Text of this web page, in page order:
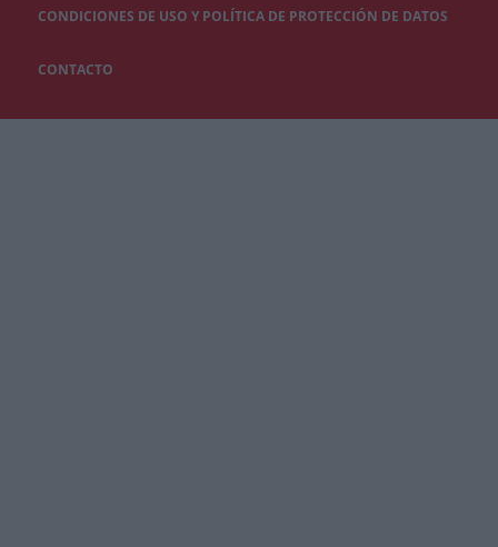
CONDICIONES DE USO Y POLÍTICA DE PROTECCIÓN DE DATOS
CONTACTO